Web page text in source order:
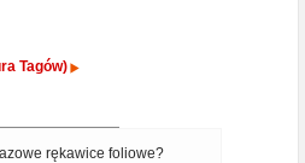
Tagów)
rękawice foliowe?